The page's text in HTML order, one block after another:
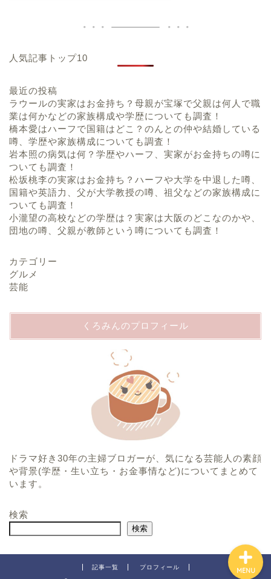
人気記事トップ10
最近の投稿
ラウールの実家はお金持ち？母親が宝塚で父親は何人で職
業は何かなどの家族構成や学歴についても調査！
橋本愛はハーフで国籍はどこ？のんとの仲や結婚している
噂、学歴や家族構成についても調査！
岩本照の病気は何？学歴やハーフ、実家がお金持ちの噂に
ついても調査！
松坂桃李の実家はお金持ち？ハーフや大学を中退した噂、
国籍や英語力、父が大学教授の噂、祖父などの家族構成に
ついても調査！
小瀧望の高校などの学歴は？実家は大阪のどこなのかや、
団地の噂、父親が教師という噂についても調査！
カテゴリー
グルメ
芸能
くろみんのプロフィール
ドラマ好き30年の主婦ブロガーが、気になる芸能人の素顔
や背景(学歴・生い立ち・お金事情など)についてまとめて
います。
検索
検索
記事一覧 プロフィール MENU
プロフィール
運営者情報